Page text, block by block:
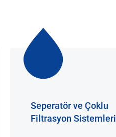
Seperatör ve Çoklu
Filtrasyon Sistemleri